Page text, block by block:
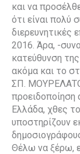
και να
ότι είναι πολύ
2016. Άρα, -
κατεύθυνση
ακόμα και το
ΣΠ.
προειδοποίηση
Ελλάδα, χθες
υποστηρίζουν
Θέλω να ξέρω,